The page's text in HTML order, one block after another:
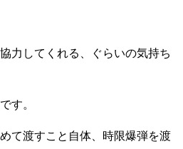
力してくれる、ぐらいの気持ち
す。
て渡すこと自体、時限爆弾を渡